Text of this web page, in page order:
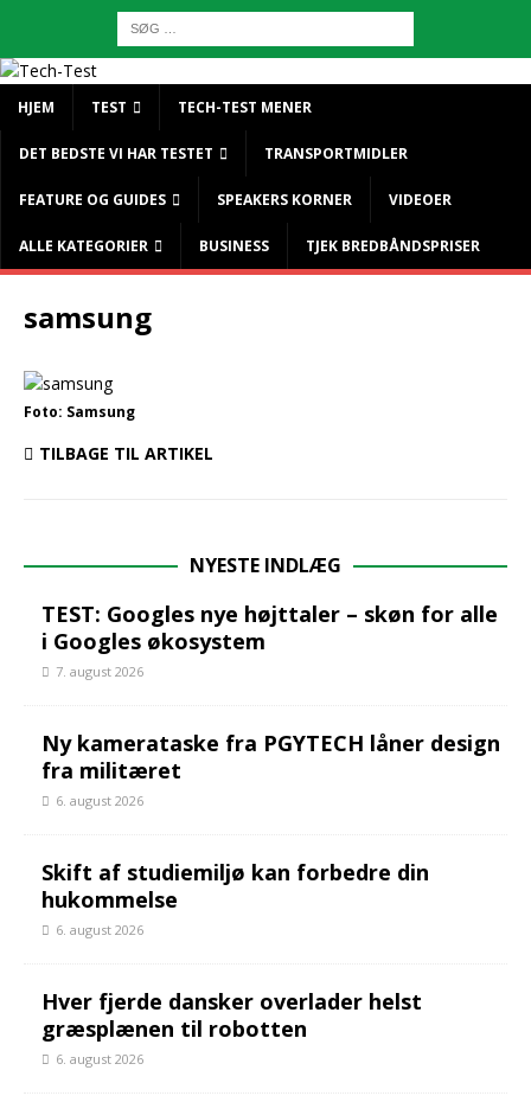
HJEM TEST TECH-TEST MENER
DET BEDSTE VI HAR TESTET TRANSPORTMIDLER
FEATURE OG GUIDES SPEAKERS KORNER VIDEOER
ALLE KATEGORIER BUSINESS TJEK BREDBÅNDSPRISER
samsung
Foto: Samsung
TILBAGE TIL ARTIKEL
NYESTE INDLÆG
TEST: Googles nye højttaler – skøn for alle
i Googles økosystem
7. august 2026
Ny kamerataske fra PGYTECH låner design
fra militæret
6. august 2026
Skift af studiemiljø kan forbedre din
hukommelse
6. august 2026
Hver fjerde dansker overlader helst
græsplænen til robotten
6. august 2026